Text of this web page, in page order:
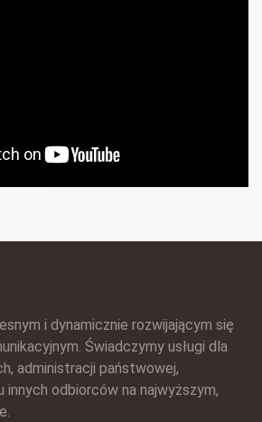
i dynamicznie rozwijającym się
Świadczymy usługi dla
administracji państwowej,
innych odbiorców na najwyższym,